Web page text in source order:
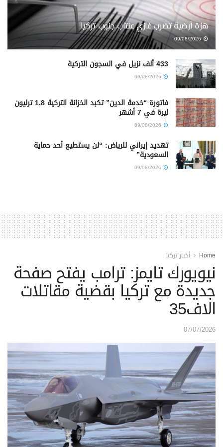
هزة أرضية تضرب غازي عنتاب جنوب تركيا
433 ألف نزيل في السجون التركية
فاتورة “خدمة الدين” تكبد الخزانة التركية 1.8 ترليون
ليرة في 7 أشهر
تهديد إيراني للرياض: “لن يستطيع أحد حماية
السعودية”
Home أخبار تركيا
نيويورك تايمز: ترامب يفتح صفحة
جديدة مع تركيا بقضية مقاتلات
الاف35
07/07/2026